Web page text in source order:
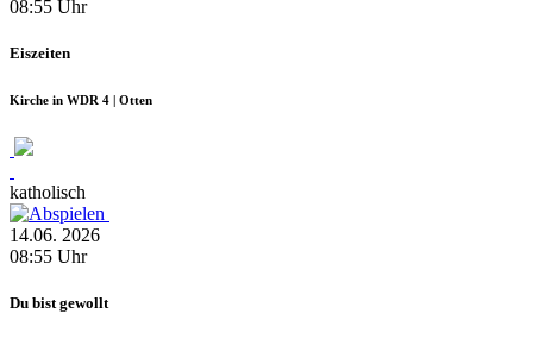
08:55 Uhr
Eiszeiten
Kirche in WDR 4 | Otten
katholisch
14.06. 2026
08:55 Uhr
Du bist gewollt